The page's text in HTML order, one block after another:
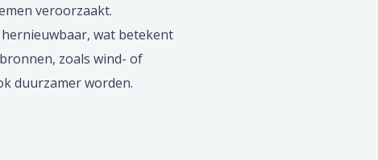
veroorzaakt.
wat betekent
zoals wind- of
duurzamer worden.